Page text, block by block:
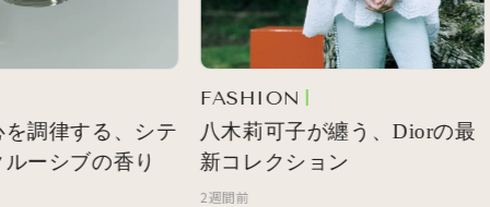
律する、シテ
ーシブの香り
FASHION
八木莉可子が纏う、Diorの最
新コレクション
2週間前